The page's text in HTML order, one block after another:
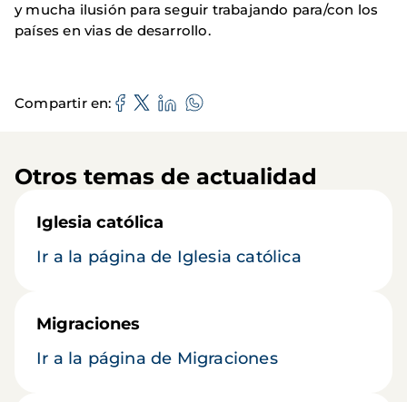
y mucha ilusión para seguir trabajando para/con los
países en vias de desarrollo.
Compartir en
Otros temas de actualidad
Iglesia católica
Ir a la página de Iglesia católica
Migraciones
Ir a la página de Migraciones